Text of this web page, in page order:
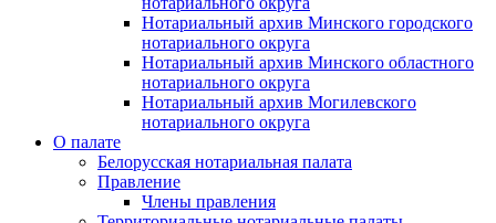
Нотариальный архив Минского городского
нотариального округа
Нотариальный архив Минского областного
нотариального округа
Нотариальный архив Могилевского
нотариального округа
О палате
Белорусская нотариальная палата
Правление
Члены правления